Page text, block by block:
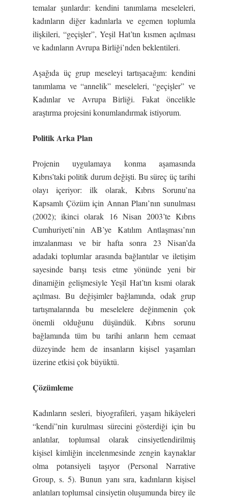
temalar şunlardır: kendini tanımlama meseleleri,
kadınların diğer kadınlarla ve egemen toplumla
ilişkileri, “geçişler”, Yeşil Hat’tın kısmen açılması
ve kadınların Avrupa Birliği’nden beklentileri.
Aşağıda üç grup meseleyi tartışacağım: kendini
tanımlama ve “annelik” meseleleri, “geçişler” ve
Kadınlar ve Avrupa Birliği. Fakat öncelikle
araştırma projesini konumlandırmak istiyorum.
Politik Arka Plan
Projenin uygulamaya konma aşamasında
Kıbrıs’taki politik durum değişti. Bu süreç üç tarihi
olayı içeriyor: ilk olarak, Kıbrıs Sorunu’na
Kapsamlı Çözüm için Annan Planı’nın sunulması
(2002); ikinci olarak 16 Nisan 2003’te Kıbrıs
Cumhuriyeti’nin AB’ye Katılım Antlaşması’nın
imzalanması ve bir hafta sonra 23 Nisan’da
adadaki toplumlar arasında bağlantılar ve iletişim
sayesinde barışı tesis etme yönünde yeni bir
dinamiğin gelişmesiyle Yeşil Hat’tın kısmi olarak
açılması. Bu değişimler bağlamında, odak grup
tartışmalarında bu meselelere değinmenin çok
önemli olduğunu düşündük. Kıbrıs sorunu
bağlamında tüm bu tarihi anların hem cemaat
düzeyinde hem de insanların kişisel yaşamları
üzerine etkisi çok büyüktü.
Çözümleme
Kadınların sesleri, biyografileri, yaşam hikâyeleri
“kendi”nin kurulması sürecini gösterdiği için bu
anlatılar, toplumsal olarak cinsiyetlendirilmiş
kişisel kimliğin incelenmesinde zengin kaynaklar
olma potansiyeli taşıyor (Personal Narrative
Group, s. 5). Bunun yanı sıra, kadınların kişisel
anlatıları toplumsal cinsiyetin oluşumunda birey ile